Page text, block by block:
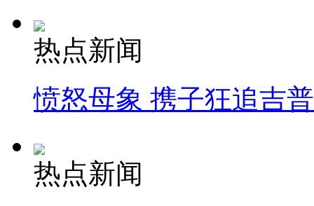
热点新闻
愤怒母象 携子狂追吉
热点新闻